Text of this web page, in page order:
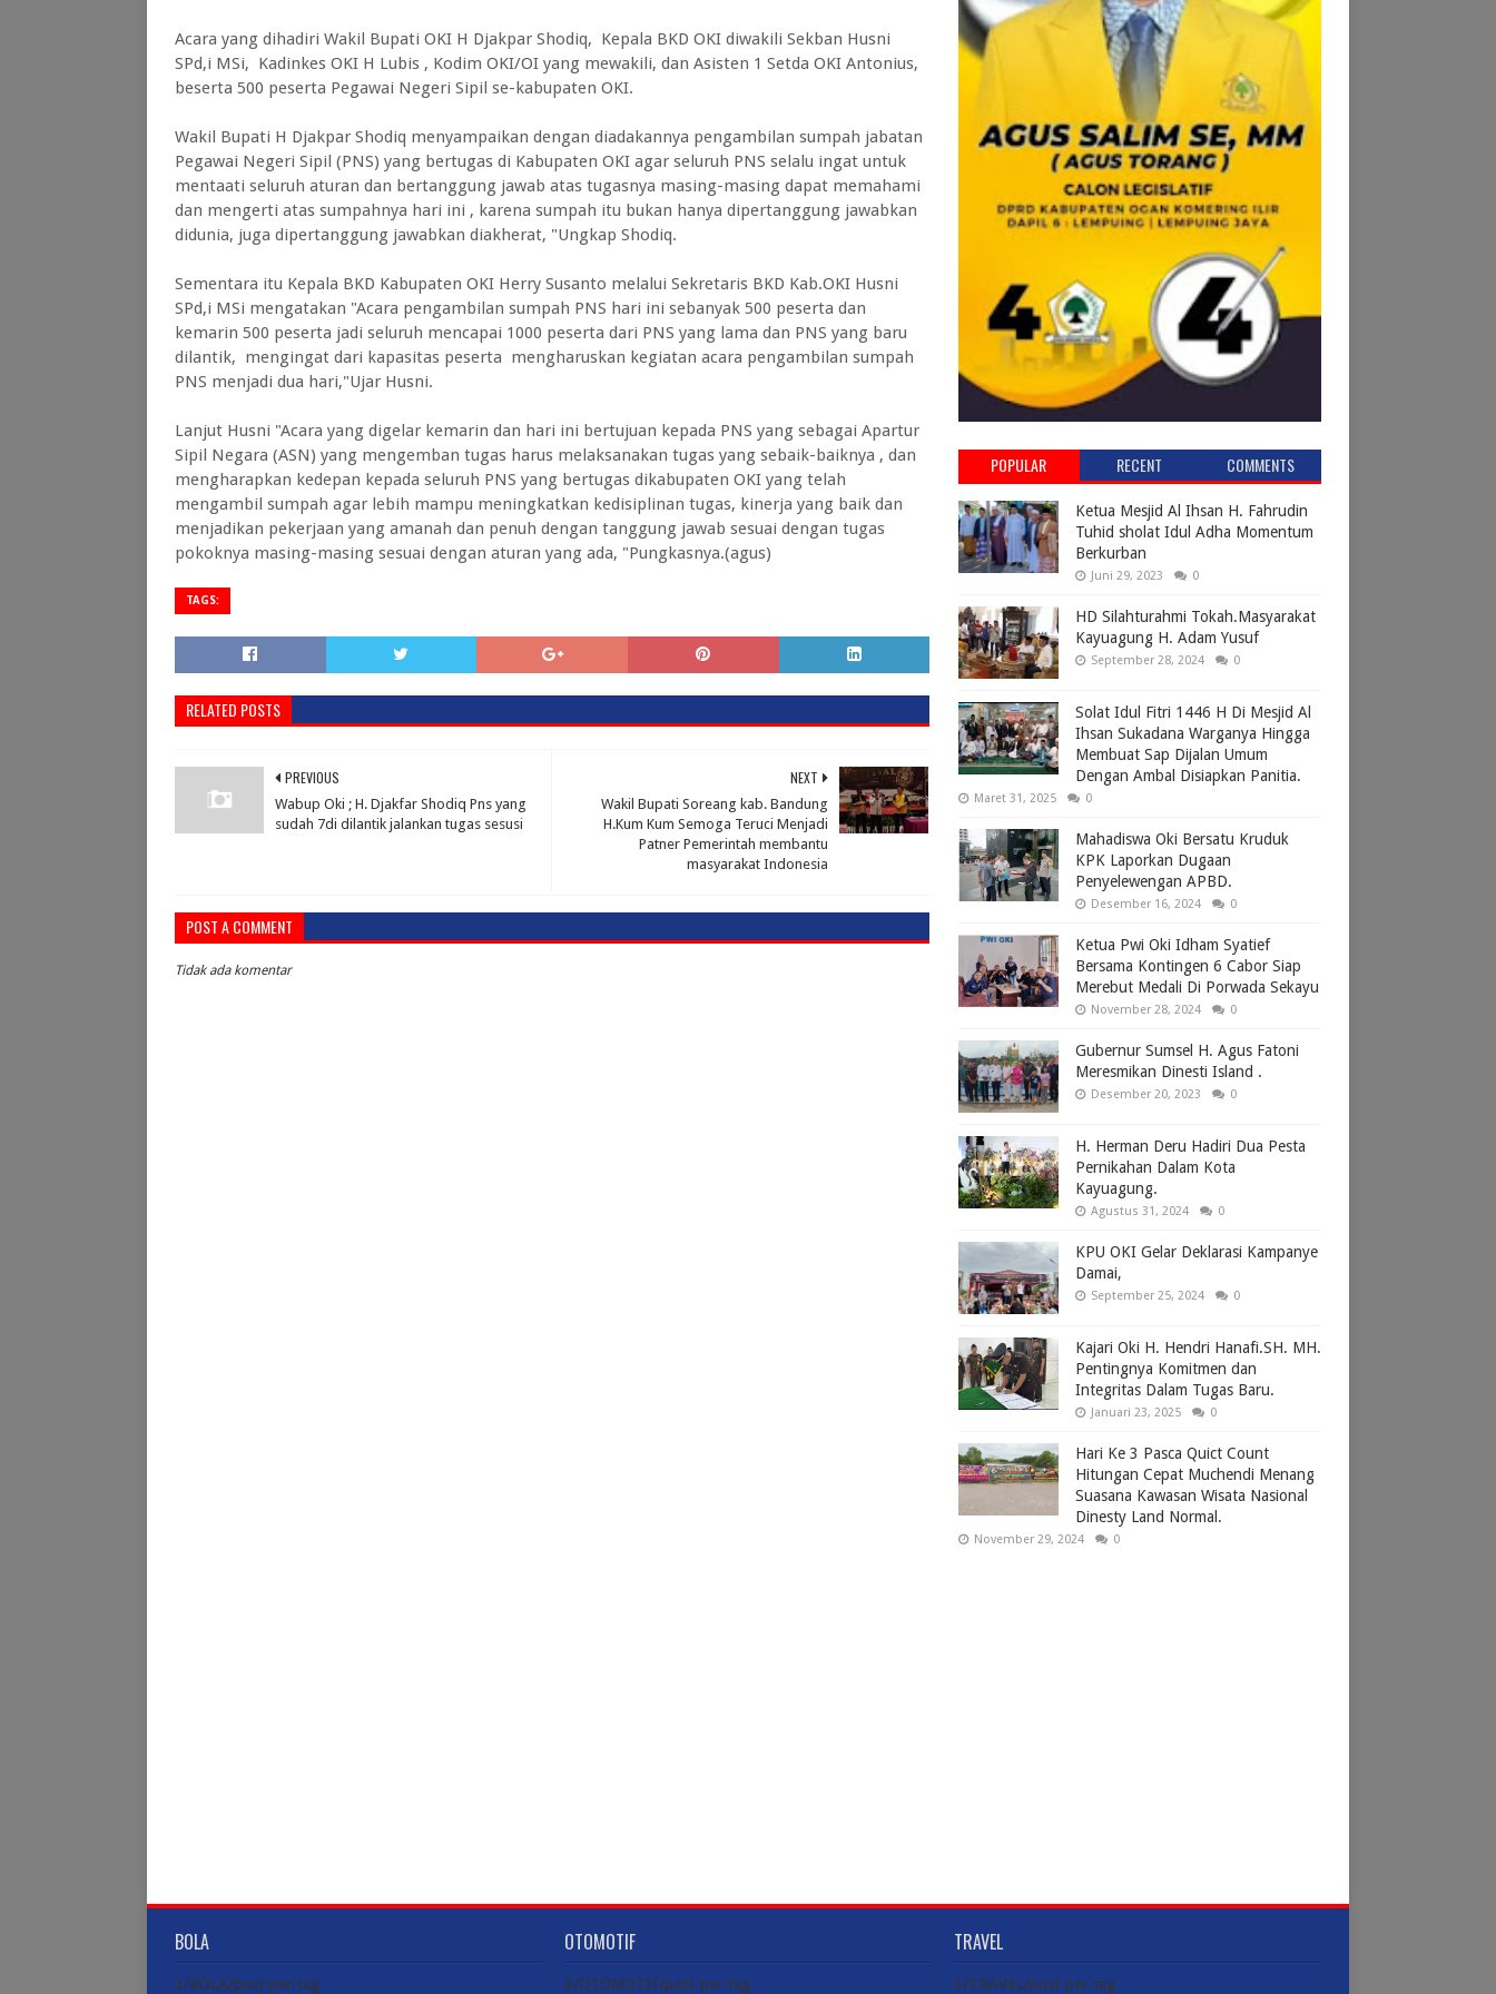
Acara yang dihadiri Wakil Bupati OKI H Djakpar Shodiq, Kepala BKD OKI diwakili Sekban Husni
SPd,i MSi, Kadinkes OKI H Lubis , Kodim OKI/OI yang mewakili, dan Asisten 1 Setda OKI Antonius,
beserta 500 peserta Pegawai Negeri Sipil se-kabupaten OKI.
Wakil Bupati H Djakpar Shodiq menyampaikan dengan diadakannya pengambilan sumpah jabatan
Pegawai Negeri Sipil (PNS) yang bertugas di Kabupaten OKI agar seluruh PNS selalu ingat untuk
mentaati seluruh aturan dan bertanggung jawab atas tugasnya masing-masing dapat memahami
dan mengerti atas sumpahnya hari ini , karena sumpah itu bukan hanya dipertanggung jawabkan
didunia, juga dipertanggung jawabkan diakherat, "Ungkap Shodiq.
Sementara itu Kepala BKD Kabupaten OKI Herry Susanto melalui Sekretaris BKD Kab.OKI Husni
SPd,i MSi mengatakan "Acara pengambilan sumpah PNS hari ini sebanyak 500 peserta dan
kemarin 500 peserta jadi seluruh mencapai 1000 peserta dari PNS yang lama dan PNS yang baru
dilantik, mengingat dari kapasitas peserta mengharuskan kegiatan acara pengambilan sumpah
PNS menjadi dua hari,"Ujar Husni.
Lanjut Husni "Acara yang digelar kemarin dan hari ini bertujuan kepada PNS yang sebagai Apartur
Sipil Negara (ASN) yang mengemban tugas harus melaksanakan tugas yang sebaik-baiknya , dan
mengharapkan kedepan kepada seluruh PNS yang bertugas dikabupaten OKI yang telah
mengambil sumpah agar lebih mampu meningkatkan kedisiplinan tugas, kinerja yang baik dan
menjadikan pekerjaan yang amanah dan penuh dengan tanggung jawab sesuai dengan tugas
pokoknya masing-masing sesuai dengan aturan yang ada, "Pungkasnya.(agus)
TAGS:
RELATED POSTS
NEXT
Wakil Bupati Soreang kab. Bandung
H.Kum Kum Semoga Teruci Menjadi
Patner Pemerintah membantu
masyarakat Indonesia
PREVIOUS
Wabup Oki ; H. Djakfar Shodiq Pns yang
sudah 7di dilantik jalankan tugas sesusi
POST A COMMENT
Tidak ada komentar
POPULAR RECENT COMMENTS
Ketua Mesjid Al Ihsan H. Fahrudin
Tuhid sholat Idul Adha Momentum
Berkurban
Juni 29, 2023 0
HD Silahturahmi Tokah.Masyarakat
Kayuagung H. Adam Yusuf
September 28, 2024 0
Solat Idul Fitri 1446 H Di Mesjid Al
Ihsan Sukadana Warganya Hingga
Membuat Sap Dijalan Umum
Dengan Ambal Disiapkan Panitia.
Maret 31, 2025 0
Mahadiswa Oki Bersatu Kruduk
KPK Laporkan Dugaan
Penyelewengan APBD.
Desember 16, 2024 0
Ketua Pwi Oki Idham Syatief
Bersama Kontingen 6 Cabor Siap
Merebut Medali Di Porwada Sekayu
November 28, 2024 0
Gubernur Sumsel H. Agus Fatoni
Meresmikan Dinesti Island .
Desember 20, 2023 0
H. Herman Deru Hadiri Dua Pesta
Pernikahan Dalam Kota
Kayuagung.
Agustus 31, 2024 0
KPU OKI Gelar Deklarasi Kampanye
Damai,
September 25, 2024 0
Kajari Oki H. Hendri Hanafi.SH. MH.
Pentingnya Komitmen dan
Integritas Dalam Tugas Baru.
Januari 23, 2025 0
Hari Ke 3 Pasca Quict Count
Hitungan Cepat Muchendi Menang
Suasana Kawasan Wisata Nasional
Dinesty Land Normal.
November 29, 2024 0
BOLA
3/BOLA/post-per-tag
OTOMOTIF
3/OTOMOTIF/post-per-tag
TRAVEL
3/TRAVEL/post-per-tag